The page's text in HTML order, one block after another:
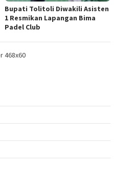
Bupati Tolitoli Diwakili Asisten
1 Resmikan Lapangan Bima
Padel Club